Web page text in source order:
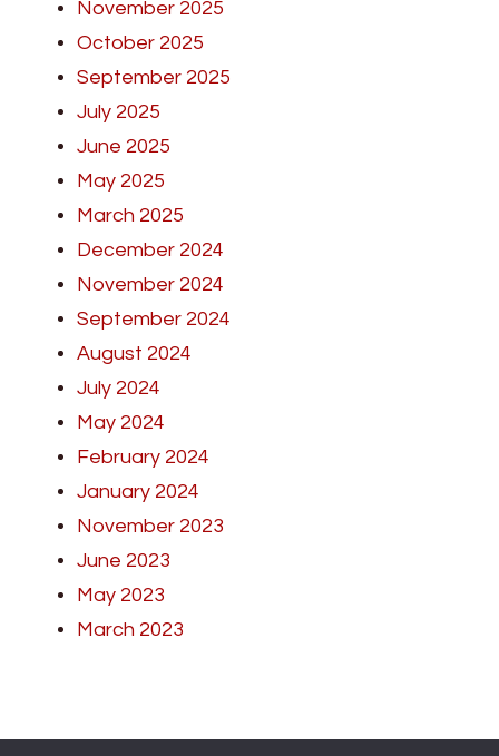
November 2025
October 2025
September 2025
July 2025
June 2025
May 2025
March 2025
December 2024
November 2024
September 2024
August 2024
July 2024
May 2024
February 2024
January 2024
November 2023
June 2023
May 2023
March 2023